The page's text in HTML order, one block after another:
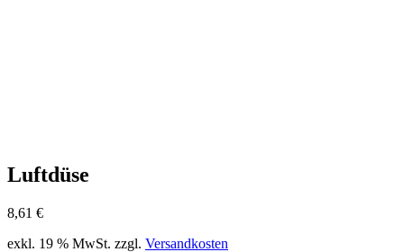
Luftdüse
8,61 €
exkl. 19 % MwSt. zzgl. Versandkosten